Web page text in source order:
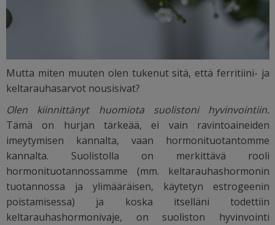
Mutta miten muuten olen tukenut sitä, että ferritiini- ja
keltarauhasarvot nousisivat?
Olen kiinnittänyt huomiota suolistoni hyvinvointiin.
Tämä on hurjan tärkeää, ei vain ravintoaineiden
imeytymisen kannalta, vaan hormonituotantomme
kannalta. Suolistolla on merkittävä rooli
hormonituotannossamme (mm. keltarauhashormonin
tuotannossa ja ylimääräisen, käytetyn estrogeenin
poistamisessa) ja koska itselläni todettiin
keltarauhashormonivaje, on suoliston hyvinvointi